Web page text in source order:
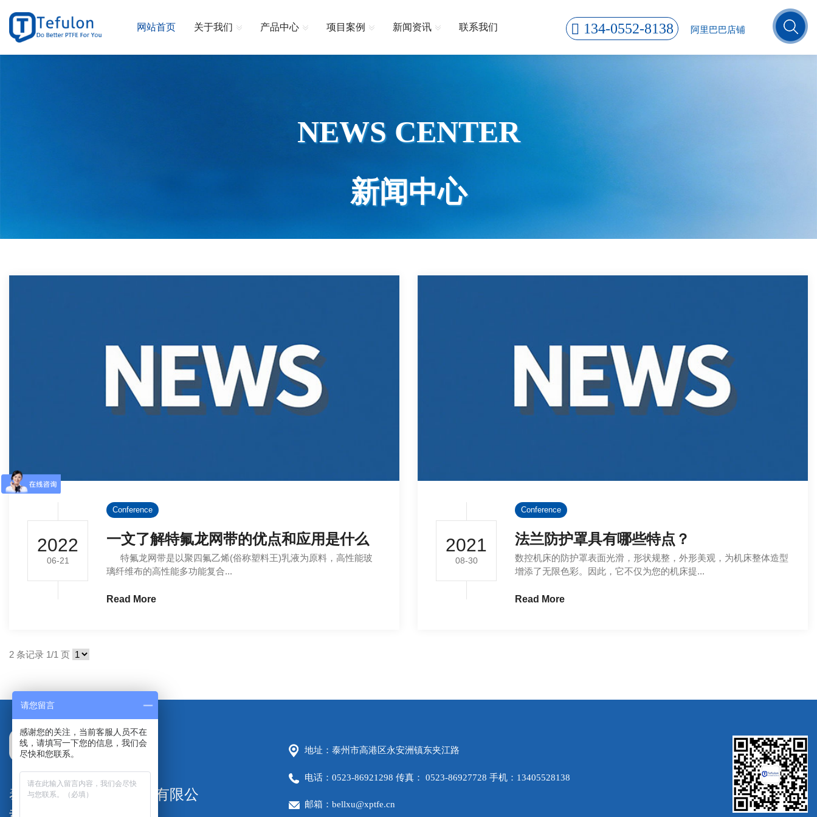
网站首页 关于我们 产品中心 项目案例 新闻资讯 联系我们 134-0552-8138 阿里巴巴店铺
NEWS CENTER
新闻中心
2022
06-21
Conference
一文了解特氟龙网带的优点和应用是什么
特氟龙网带是以聚四氟乙烯(俗称塑料王)乳液为原料，高性能玻
璃纤维布的高性能多功能复合...
Read More
2021
08-30
Conference
法兰防护罩具有哪些特点？
数控机床的防护罩表面光滑，形状规整，外形美观，为机床整体造型
增添了无限色彩。因此，它不仅为您的机床提...
Read More
2 条记录 1/1 页
泰州市特氟隆塑料制品有限公
地址：泰州市高港区永安洲镇东夹江路
电话：0523-86921298 传真： 0523-86927728 手机：13405528138
邮箱：bellxu@xptfe.cn
请您留言
感谢您的关注，当前客服人员不在
线，请填写一下您的信息，我们会
尽快和您联系。